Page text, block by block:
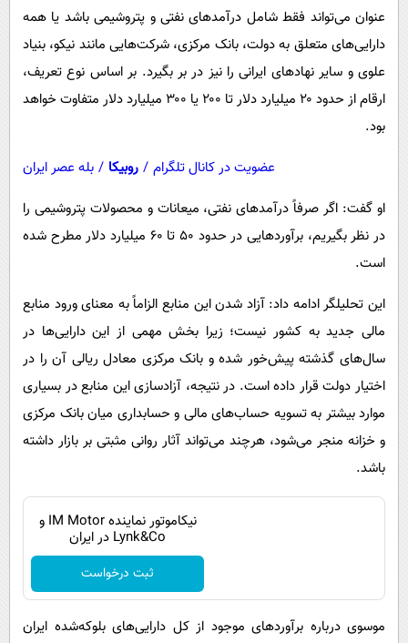
عنوان می‌تواند فقط شامل درآمدهای نفتی و پتروشیمی باشد یا همه
دارایی‌های متعلق به دولت، بانک مرکزی، شرکت‌هایی مانند نیکو، بنیاد
علوی و سایر نهادهای ایرانی را نیز در بر بگیرد. بر اساس نوع تعریف،
ارقام از حدود ۲۰ میلیارد دلار تا ۲۰۰ یا ۳۰۰ میلیارد دلار متفاوت خواهد
بود.
عضویت در کانال تلگرام / روبیکا / بله عصر ایران
او گفت: اگر صرفاً درآمدهای نفتی، میعانات و محصولات پتروشیمی را
در نظر بگیریم، برآوردهایی در حدود ۵۰ تا ۶۰ میلیارد دلار مطرح شده
است.
این تحلیلگر ادامه داد: آزاد شدن این منابع الزاماً به معنای ورود منابع
مالی جدید به کشور نیست؛ زیرا بخش مهمی از این دارایی‌ها در
سال‌های گذشته پیش‌خور شده و بانک مرکزی معادل ریالی آن را در
اختیار دولت قرار داده است. در نتیجه، آزادسازی این منابع در بسیاری
موارد بیشتر به تسویه حساب‌های مالی و حسابداری میان بانک مرکزی
و خزانه منجر می‌شود، هرچند می‌تواند آثار روانی مثبتی بر بازار داشته
باشد.
نیکاموتور نماینده IM Motor و
Lynk&Co در ایران
ثبت درخواست
موسوی درباره برآوردهای موجود از کل دارایی‌های بلوکه‌شده ایران